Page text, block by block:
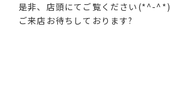
是非、店頭にてご覧ください(*^-^*)
ご来店お待ちしております?